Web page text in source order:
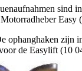
sind
Easy
ophanghaken zijn
de Easylift (10